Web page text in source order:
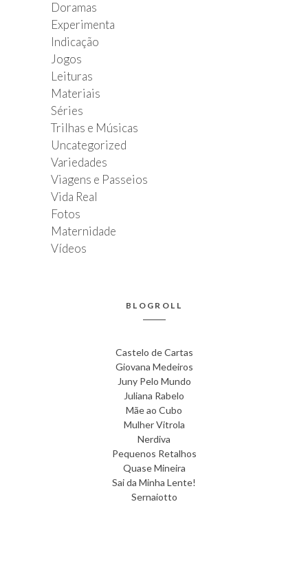
Doramas
Experimenta
Indicação
Jogos
Leituras
Materiais
Séries
Trilhas e Músicas
Uncategorized
Variedades
Viagens e Passeios
Vida Real
Fotos
Maternidade
Vídeos
BLOGROLL
Castelo de Cartas
Giovana Medeiros
Juny Pelo Mundo
Juliana Rabelo
Mãe ao Cubo
Mulher Vitrola
Nerdiva
Pequenos Retalhos
Quase Mineira
Sai da Minha Lente!
Sernaiotto